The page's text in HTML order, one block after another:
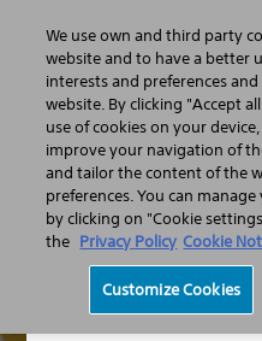
Sehr
We use own and third party
website and to have a better
interests and preferences
website. By clicking "Accept
use of cookies on your
improve your navigation of
and tailor the content of the
preferences. You can
by clicking on "Cookie
the Privacy Policy Cookie
Customize Cookies